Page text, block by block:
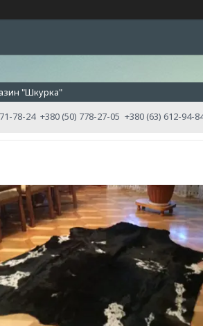
"Шкурка"
78-24 +380 (50) 778-27-05 +380 (63) 612-94-